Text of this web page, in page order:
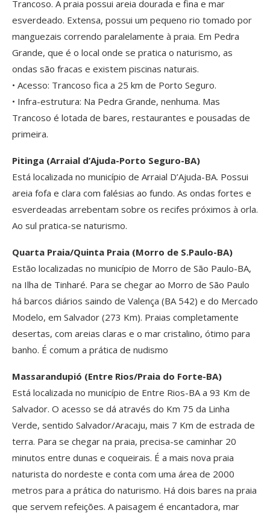
Trancoso. A praia possui areia dourada e fina e mar
esverdeado. Extensa, possui um pequeno rio tomado por
manguezais correndo paralelamente à praia. Em Pedra
Grande, que é o local onde se pratica o naturismo, as
ondas são fracas e existem piscinas naturais.
• Acesso: Trancoso fica a 25 km de Porto Seguro.
• Infra-estrutura: Na Pedra Grande, nenhuma. Mas
Trancoso é lotada de bares, restaurantes e pousadas de
primeira.
Pitinga (Arraial d’Ajuda-Porto Seguro-BA)
Está localizada no município de Arraial D’Ajuda-BA. Possui
areia fofa e clara com falésias ao fundo. As ondas fortes e
esverdeadas arrebentam sobre os recifes próximos à orla.
Ao sul pratica-se naturismo.
Quarta Praia/Quinta Praia (Morro de S.Paulo-BA)
Estão localizadas no município de Morro de São Paulo-BA,
na Ilha de Tinharé. Para se chegar ao Morro de São Paulo
há barcos diários saindo de Valença (BA 542) e do Mercado
Modelo, em Salvador (273 Km). Praias completamente
desertas, com areias claras e o mar cristalino, ótimo para
banho. É comum a prática de nudismo
Massarandupió (Entre Rios/Praia do Forte-BA)
Está localizada no município de Entre Rios-BA a 93 Km de
Salvador. O acesso se dá através do Km 75 da Linha
Verde, sentido Salvador/Aracaju, mais 7 Km de estrada de
terra. Para se chegar na praia, precisa-se caminhar 20
minutos entre dunas e coqueirais. É a mais nova praia
naturista do nordeste e conta com uma área de 2000
metros para a prática do naturismo. Há dois bares na praia
que servem refeições. A paisagem é encantadora, mar